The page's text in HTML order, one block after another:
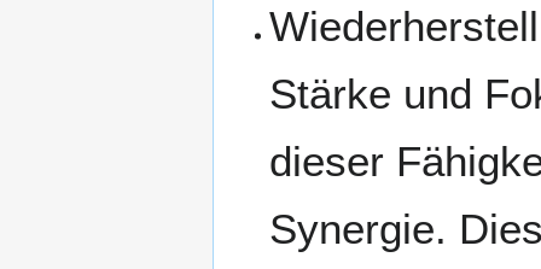
Stärke und
dieser
Synergie.